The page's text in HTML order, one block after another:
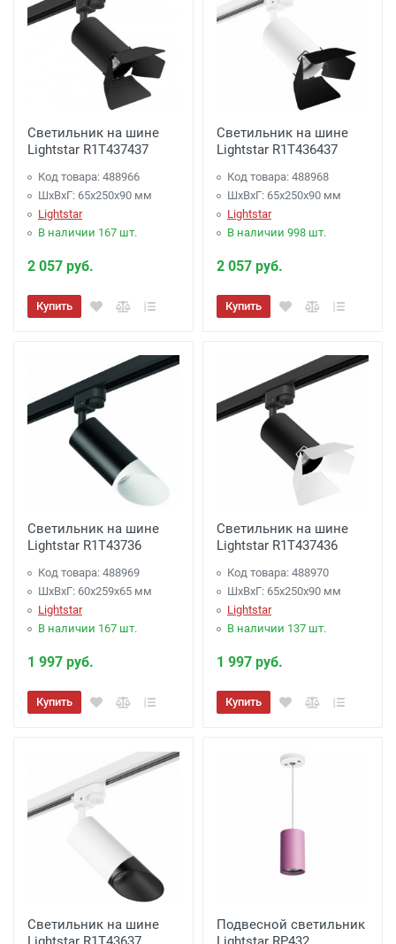
Светильник на шине
Lightstar R1T437437
Код товара: 488966
ШхВхГ: 65x250x90 мм
Lightstar
В наличии 167 шт.
2 057 руб.
Купить
Светильник на шине
Lightstar R1T436437
Код товара: 488968
ШхВхГ: 65x250x90 мм
Lightstar
В наличии 998 шт.
2 057 руб.
Купить
Светильник на шине
Lightstar R1T43736
Код товара: 488969
ШхВхГ: 60x259x65 мм
Lightstar
В наличии 167 шт.
1 997 руб.
Купить
Светильник на шине
Lightstar R1T437436
Код товара: 488970
ШхВхГ: 65x250x90 мм
Lightstar
В наличии 137 шт.
1 997 руб.
Купить
Светильник на шине
Подвесной светильник